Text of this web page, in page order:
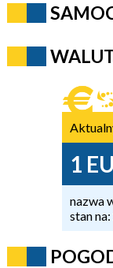
1
nazwa
stan